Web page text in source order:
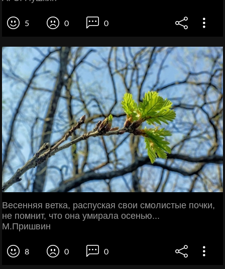
5 0 0
Весенняя ветка, распуская свои смолистые почки,
не помнит, что она умирала осенью...
М.Пришвин
8 0 0